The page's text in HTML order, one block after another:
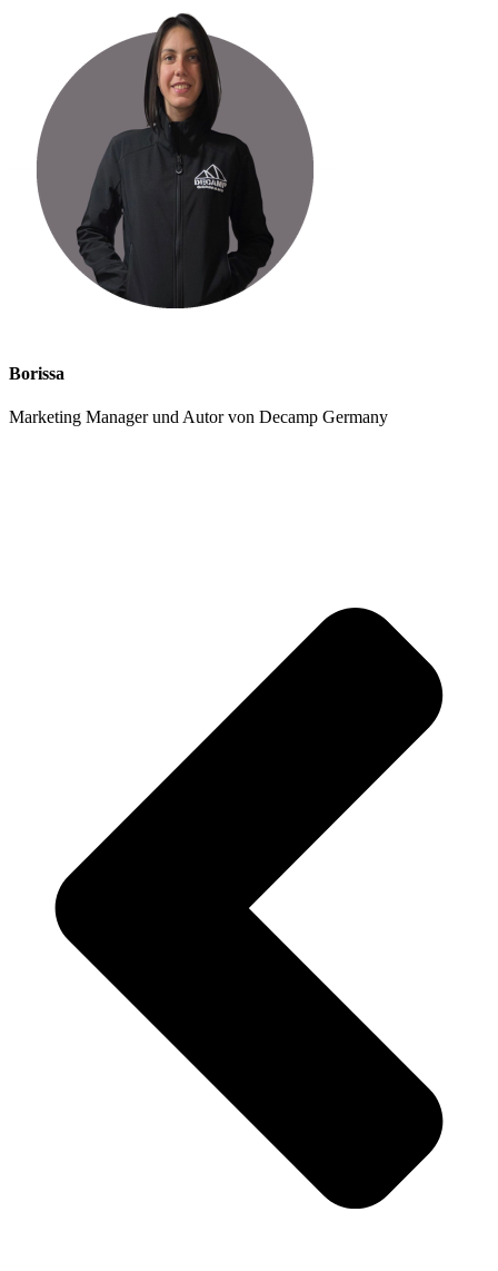
Borissa
Marketing Manager und Autor von Decamp Germany